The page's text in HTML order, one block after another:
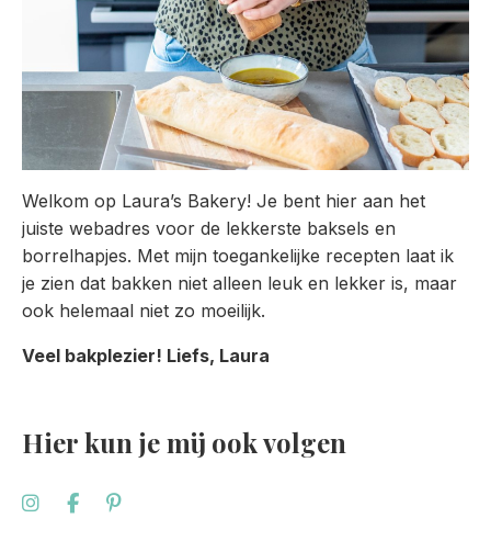
Welkom op Laura’s Bakery! Je bent hier aan het
juiste webadres voor de lekkerste baksels en
borrelhapjes. Met mijn toegankelijke recepten laat ik
je zien dat bakken niet alleen leuk en lekker is, maar
ook helemaal niet zo moeilijk.
Veel bakplezier! Liefs, Laura
Hier kun je mij ook volgen